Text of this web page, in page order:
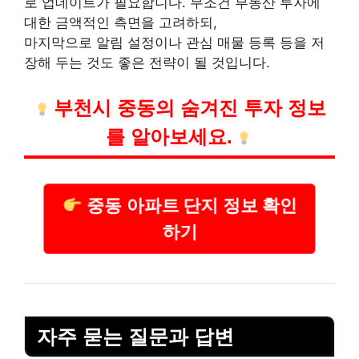
대한 금액적인 측면을 고려하되,
마지막으로 알림 설정이나 관심 매물 등록 등을 저
장해 두는 것도 좋은 전략이 될 것입니다.
부천시 중동의 숨겨진 투자 정보
를 알아보세요.
중동 아파트 단지 정보 확인
하기
자주 묻는 질문과 답변